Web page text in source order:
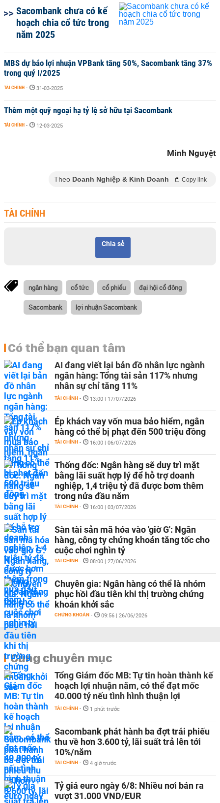
Sacombank chưa có kế
hoạch chia cổ tức trong
năm 2025
MBS dự báo lợi nhuận VPBank tăng 50%, Sacombank tăng 37%
trong quý I/2025
TÀI CHÍNH - 31-03-2025
Thêm một quỹ ngoại hạ tỷ lệ sở hữu tại Sacombank
TÀI CHÍNH - 12-03-2025
Minh Nguyệt
Theo Doanh Nghiệp & Kinh Doanh Copy link
TÀI CHÍNH
Chia sẻ
ngân hàng cổ tức cổ phiếu đại hội cổ đông
Sacombank lợi nhuận Sacombank
Có thể bạn quan tâm
AI đang viết lại bản đồ nhân lực ngành
ngân hàng: Tổng tài sản 117% nhưng
nhân sự chỉ tăng 11%
TÀI CHÍNH - 13:00 | 17/07/2026
Ép khách vay vốn mua bảo hiểm, ngân
hàng có thể bị phạt đến 500 triệu đồng
TÀI CHÍNH - 16:00 | 06/07/2026
Thống đốc: Ngân hàng sẽ duy trì mặt
bằng lãi suất hợp lý để hỗ trợ doanh
nghiệp, 1,4 triệu tỷ đã được bơm thêm
trong nửa đầu năm
TÀI CHÍNH - 16:00 | 03/07/2026
Sàn tài sản mã hóa vào 'giờ G': Ngân
hàng, công ty chứng khoán tăng tốc cho
cuộc chơi nghìn tỷ
TÀI CHÍNH - 08:00 | 27/06/2026
Chuyên gia: Ngân hàng có thể là nhóm
phục hồi đầu tiên khi thị trường chứng
khoán khởi sắc
CHỨNG KHOÁN - 09:56 | 26/06/2026
Cùng chuyên mục
Tổng Giám đốc MB: Tự tin hoàn thành kế
hoạch lợi nhuận năm, có thể đạt mốc
40.000 tỷ nếu tình hình thuận lợi
TÀI CHÍNH - 1 phút trước
Sacombank phát hành ba đợt trái phiếu
thu về hơn 3.600 tỷ, lãi suất trả lên tới
10%/năm
TÀI CHÍNH - 4 giờ trước
Tỷ giá euro ngày 6/8: Nhiều nơi bán ra
vượt 31.000 VND/EUR